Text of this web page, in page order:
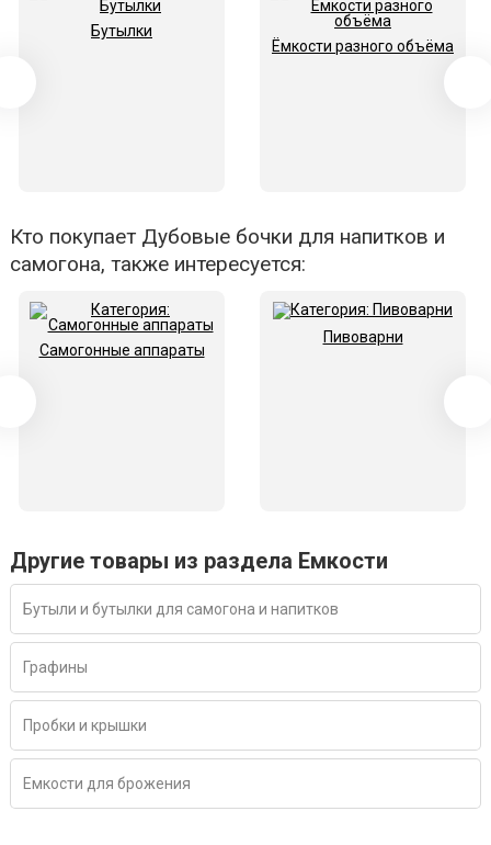
Бутылки
Ёмкости разного объёма
Кто покупает Дубовые бочки для напитков и
самогона, также интересуется:
Самогонные аппараты
Пивоварни
Другие товары из раздела Емкости
Бутыли и бутылки для самогона и напитков
Графины
Пробки и крышки
Емкости для брожения